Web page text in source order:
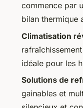
commence par
bilan thermique
Climatisation
idéale pour les
Solutions de
gainables et